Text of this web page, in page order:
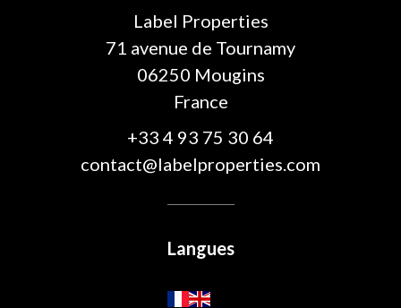
Label Properties
71 avenue de Tournamy
06250 Mougins
France
+33 4 93 75 30 64
contact@labelproperties.com
Langues